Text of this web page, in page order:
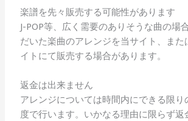
楽譜を先々販売する可能性があります
J-POP等、広く需要のありそうな曲の場
だいた楽曲のアレンジを当サイト、また
イトにて販売する場合があります。
返金は出来ません
アレンジについては時間内にできる限り
度で行います。いかなる理由に限らず返